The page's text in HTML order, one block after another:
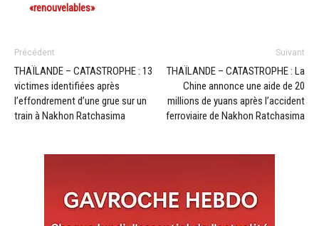
«renouvelables»
Précédent
THAÏLANDE – CATASTROPHE : 13
victimes identifiées après
l’effondrement d’une grue sur un
train à Nakhon Ratchasima
Suivant
THAÏLANDE – CATASTROPHE : La
Chine annonce une aide de 20
millions de yuans après l’accident
ferroviaire de Nakhon Ratchasima